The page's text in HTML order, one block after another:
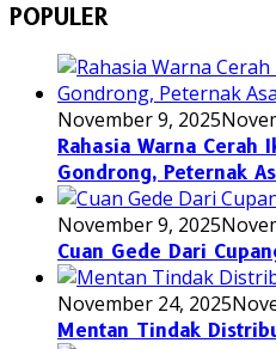
POPULER
November 9, 2025
Rahasia Warna Cerah
Gondrong, Peternak
November 9, 2025
Cuan Gede Dari
November 24, 2025
Mentan Tindak